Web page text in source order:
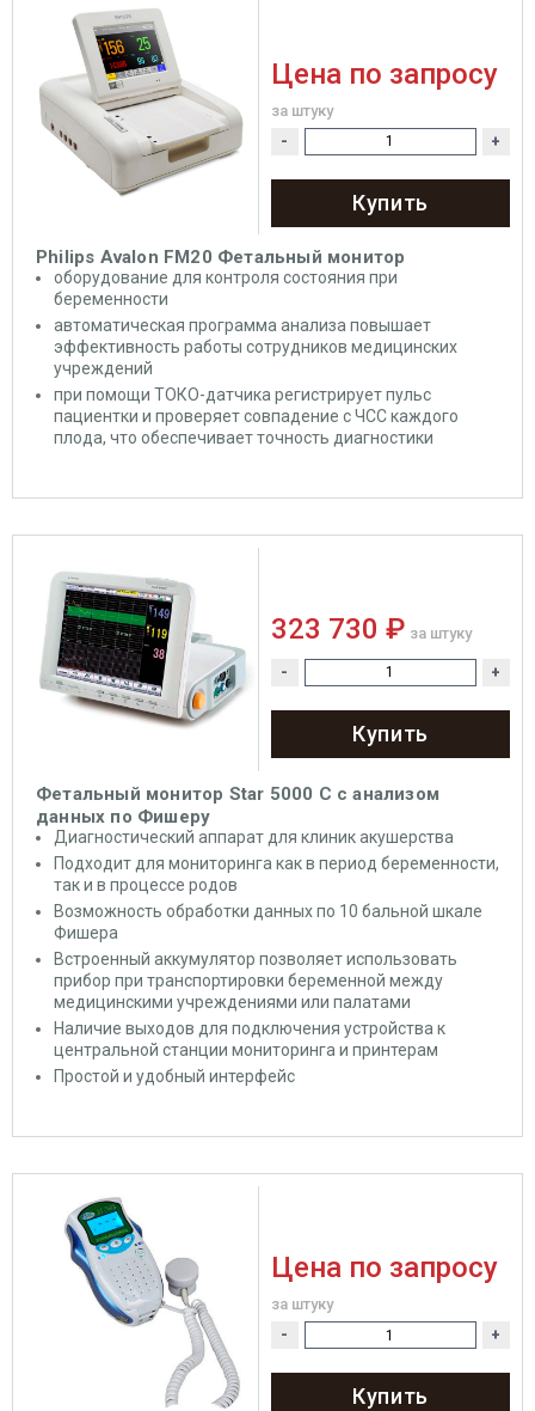
Philips Avalon FM20 Фетальный монитор
оборудование для контроля состояния при
беременности
автоматическая программа анализа повышает
эффективность работы сотрудников медицинских
учреждений
при помощи ТОКО-датчика регистрирует пульс
пациентки и проверяет совпадение с ЧСС каждого
плода, что обеспечивает точность диагностики
Цена по запросу
за штуку
- +
Купить
Фетальный монитор Star 5000 С с анализом
данных по Фишеру
Диагностический аппарат для клиник акушерства
Подходит для мониторинга как в период беременности,
так и в процессе родов
Возможность обработки данных по 10 бальной шкале
Фишера
Встроенный аккумулятор позволяет использовать
прибор при транспортировки беременной между
медицинскими учреждениями или палатами
Наличие выходов для подключения устройства к
центральной станции мониторинга и принтерам
Простой и удобный интерфейс
323 730 ₽ за штуку
- +
Купить
Цена по запросу
за штуку
- +
Купить